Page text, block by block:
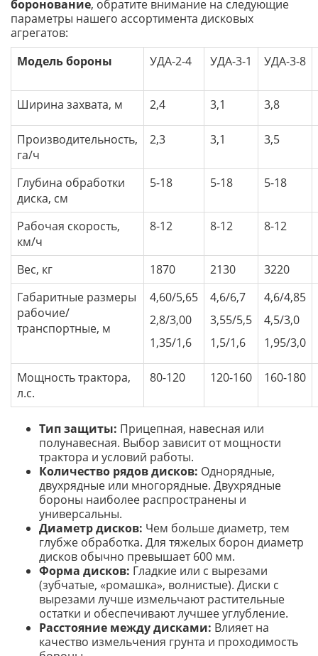
боронование, обратите внимание на следующие
параметры нашего ассортимента дисковых
агрегатов:
Модель бороны
УДА-2-4 УДА-3-1 УДА-3-8
Ширина захвата, м 2,4 3,1 3,8
Производительность,
га/ч
2,3 3,1 3,5
Глубина обработки
диска, см
5-18 5-18 5-18
Рабочая скорость,
км/ч
8-12 8-12 8-12
Вес, кг 1870 2130
3220
Габаритные размеры
рабочие/
транспортные, м
4,60/5,65
2,8/3,00
1,35/1,6
4,6/6,7
3,55/5,5
1,5/1,6
4,6/4,85
4,5/3,0
1,95/3,0
Мощность трактора,
л.с.
80-120 120-160 160-180
Тип защиты: Прицепная, навесная или
полунавесная. Выбор зависит от мощности
трактора и условий работы.
Количество рядов дисков: Однорядные,
двухрядные или многорядные. Двухрядные
бороны наиболее распространены и
универсальны.
Диаметр дисков: Чем больше диаметр, тем
глубже обработка. Для тяжелых борон диаметр
дисков обычно превышает 600 мм.
Форма дисков: Гладкие или с вырезами
(зубчатые, «ромашка», волнистые). Диски с
вырезами лучше измельчают растительные
остатки и обеспечивают лучшее углубление.
Расстояние между дисками: Влияет на
качество измельчения грунта и проходимость